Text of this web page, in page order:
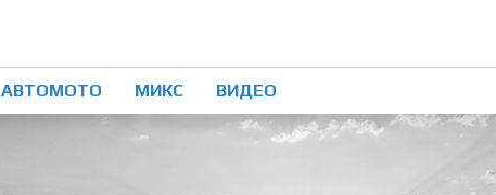
АВТОМОТО МИКС ВИДЕО